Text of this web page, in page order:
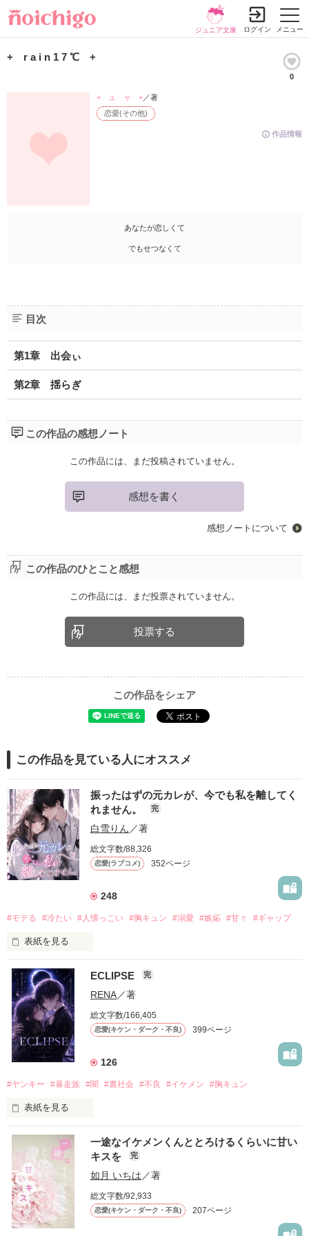
メニュー
ジュニア文庫 ログイン
+ r a i n 1 7 ℃ +
0
作品情報
恋愛(その他)
+ ュ ャ +／著
あなたが恋しくて
でもせつなくて
目次
第1章 出会ぃ
第2章 揺らぎ
この作品の感想ノート
この作品には、まだ投稿されていません。
感想を書く
感想ノートについて
この作品のひとこと感想
この作品には、まだ投票されていません。
投票する
この作品をシェア
この作品を見ている人にオススメ
振ったはずの元カレが、今でも私を離してく
れません。
完
白雪りん ／著
総文字数/88,326
恋愛(ラブコメ) 352ページ
248
#モテる #冷たい #人懐っこい #胸キュン #溺愛 #嫉妬 #甘々 #ギャップ
表紙を見る
「好きだったから、別れを選んだ。」
モテる人を好きになるのが怖かった。
だから私は、中学時代に大好きだった彼を自分から振った。
もう会うことはないと思っていたのに、
高校生になって再会した彼は、隣の学校で”王子様”と呼ばれる
他の女の子には冷たいのに
私にだけ昔と変わらない笑顔を向けてくる。
「澪ちゃん。」
それは止まっていた恋が再び動き始める合図──。
✨.ﾟ･*..☆.｡.:*✨.☆.｡.:. *:ﾟ✨.ﾟ･*..☆.｡.:*✨
ECLIPSE 完
RENA／著
総文字数/166,405
恋愛(キケン・ダーク・不良) 399ページ
126
#ヤンキー #暴走族 #闇 #裏社会 #不良 #イケメン #胸キュン
表紙を見る
表紙画像はAIです
作品を読む
一途なイケメンくんととろけるくらいに甘い
キスを
完
如月 いちは ／著
総文字数/92,933
恋愛(キケン・ダーク・不良) 207ページ